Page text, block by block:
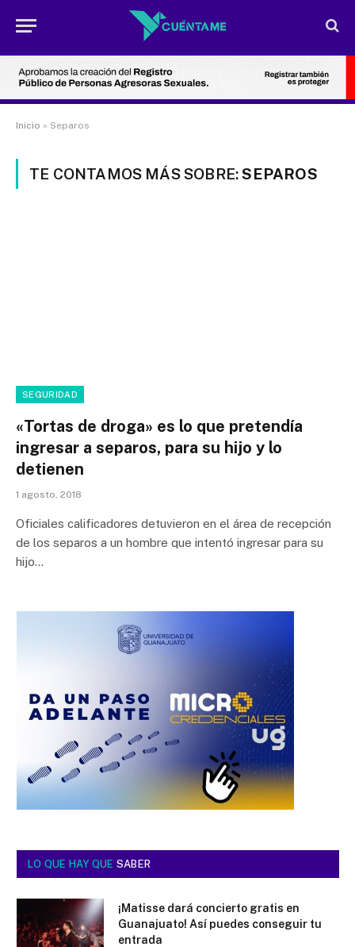
Inicio » Separos
TE CONTAMOS MÁS SOBRE:SEPAROS
SEGURIDAD
«Tortas de droga» es lo que pretendía
ingresar a separos, para su hijo y lo
detienen
1 agosto, 2018
Oficiales calificadores detuvieron en el área de recepción
de los separos a un hombre que intentó ingresar para su
hijo…
LO QUE HAY QUE SABER
¡Matisse dará concierto gratis en
Guanajuato! Así puedes conseguir tu
entrada